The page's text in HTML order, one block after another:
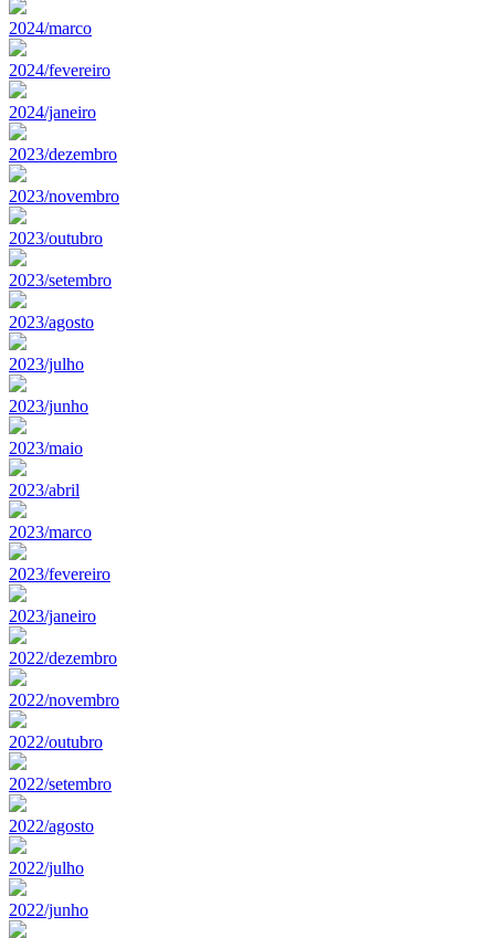
2024/marco
2024/fevereiro
2024/janeiro
2023/dezembro
2023/novembro
2023/outubro
2023/setembro
2023/agosto
2023/julho
2023/junho
2023/maio
2023/abril
2023/marco
2023/fevereiro
2023/janeiro
2022/dezembro
2022/novembro
2022/outubro
2022/setembro
2022/agosto
2022/julho
2022/junho